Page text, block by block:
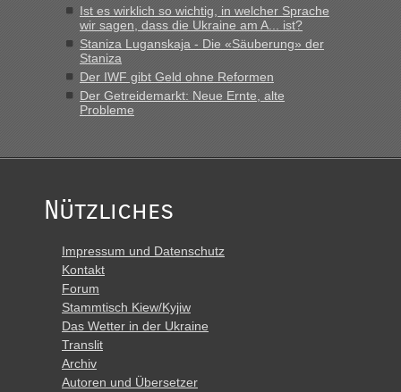
„Derzeit, ist es überall sehr voll an den Grenzen Ukraine/
Polen. Zb. Krakovets 100 PKW ca. 10 h Wartezeit. Wollen
Montag rüber, versuchen es sehr früh.“
Ist es wirklich so wichtig, in welcher Sprache
wir sagen, dass die Ukraine am A... ist?
Staniza Luganskaja - Die «Säuberung» der
Staniza
Der IWF gibt Geld ohne Reformen
Der Getreidemarkt: Neue Ernte, alte
Probleme
Nützliches
Impressum und Datenschutz
Kontakt
Forum
Stammtisch Kiew/Kyjiw
Das Wetter in der Ukraine
Translit
Archiv
Autoren und Übersetzer